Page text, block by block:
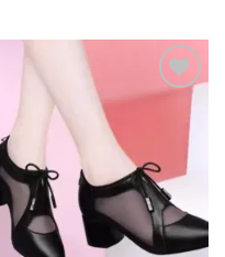
Add to
wishlist